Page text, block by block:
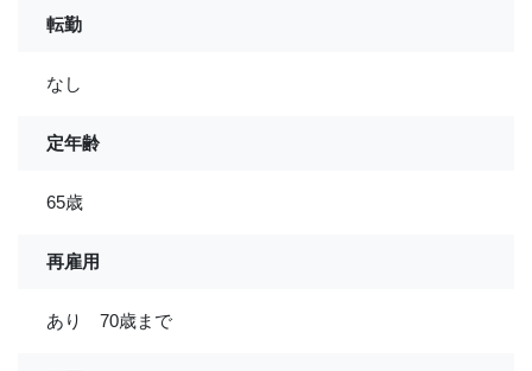
転勤
なし
定年齢
65歳
再雇用
あり 70歳まで